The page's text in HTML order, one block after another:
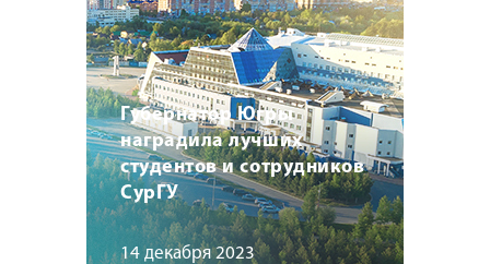
Губернатор Югры
наградила лучших
студентов и сотрудников
СурГУ
14 декабря 2023